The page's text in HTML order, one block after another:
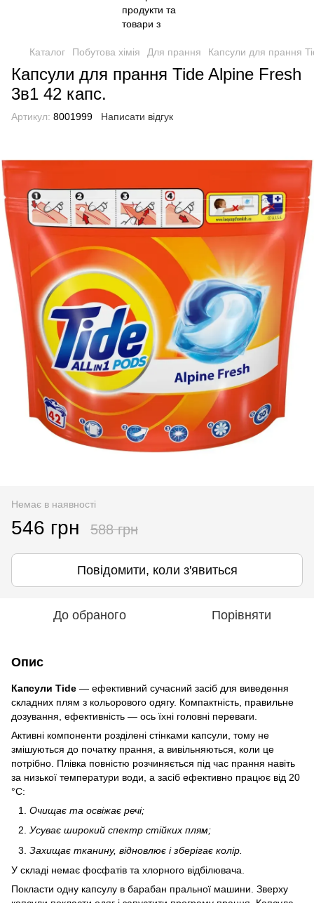
Каталог Побутова хімія Для прання Капсули для прання
Капсули для прання Tide Alpine Fresh
3в1 42 капс.
Артикул: 8001999 Написати відгук
Немає в наявності
546 грн 588 грн
Повідомити, коли з'явиться
До обраного Порівняти
Опис
Капсули Tide — ефективний сучасний засіб для виведення
складних плям з кольорового одягу. Компактність, правильне
дозування, ефективність — ось їхні головні переваги.
Активні компоненти розділені стінками капсули, тому не
змішуються до початку прання, а вивільняються, коли це
потрібно. Плівка повністю розчиняється під час прання навіть
за низької температури води, а засіб ефективно працює від 20
°С:
Очищає та освіжає речі;
Усуває широкий спектр стійких плям;
Захищає тканину, відновлює і зберігає колір.
У складі немає фосфатів та хлорного відбілювача.
Покласти одну капсулу в барабан пральної машини. Зверху